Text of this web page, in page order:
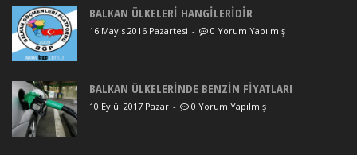
BALKAN ÜLKELERİ HANGİLERİDİR
16 Mayıs 2016 Pazartesi - 0 Yorum Yapılmış
BALKAN ÜLKELERİNDE BENZİN FİYATLARI
10 Eylül 2017 Pazar - 0 Yorum Yapılmış